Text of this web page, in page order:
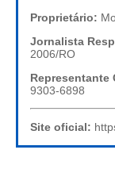
Proprietário:
Jornalista
2006/RO
Representante
9303-6898
Site oficial: